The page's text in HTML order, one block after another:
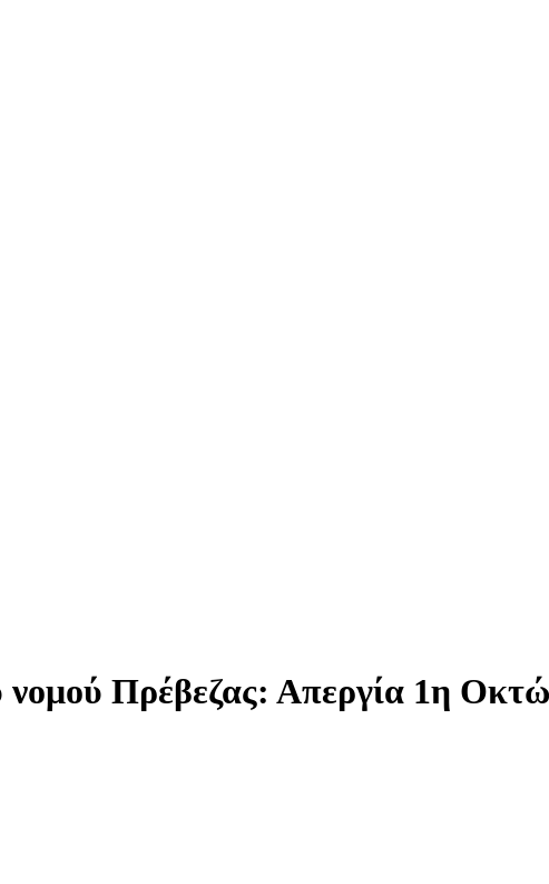
Πρέβεζας: Απεργία 1η